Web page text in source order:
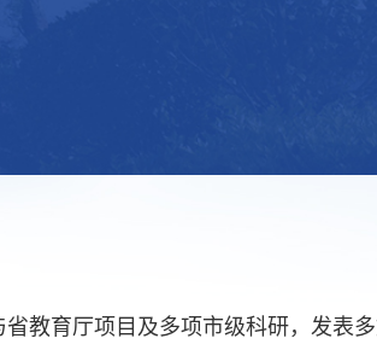
教育厅项目及多项市级科研，发表